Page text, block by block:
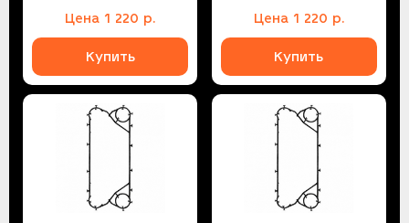
Цена 1 220 р.
Купить
Цена 1 220 р.
Купить